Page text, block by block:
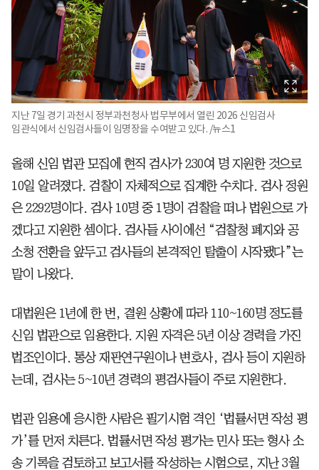
지난 7일 경기 과천시 정부과천청사 법무부에서 열린 2026 신임검사
임관식에서 신임검사들이 임명장을 수여받고 있다. /뉴스1
올해 신임 법관 모집에 현직 검사가 230여 명 지원한 것으로
10일 알려졌다. 검찰이 자체적으로 집계한 수치다. 검사 정원
은 2292명이다. 검사 10명 중 1명이 검찰을 떠나 법원으로 가
겠다고 지원한 셈이다. 검사들 사이에선 “검찰청 폐지와 공
소청 전환을 앞두고 검사들의 본격적인 탈출이 시작됐다”는
말이 나왔다.
대법원은 1년에 한 번, 결원 상황에 따라 110~160명 정도를
신임 법관으로 임용한다. 지원 자격은 5년 이상 경력을 가진
법조인이다. 통상 재판연구원이나 변호사, 검사 등이 지원하
는데, 검사는 5~10년 경력의 평검사들이 주로 지원한다.
법관 임용에 응시한 사람은 필기시험 격인 ‘법률서면 작성 평
가’를 먼저 치른다. 법률서면 작성 평가는 민사 또는 형사 소
송 기록을 검토하고 보고서를 작성하는 시험으로, 지난 3월